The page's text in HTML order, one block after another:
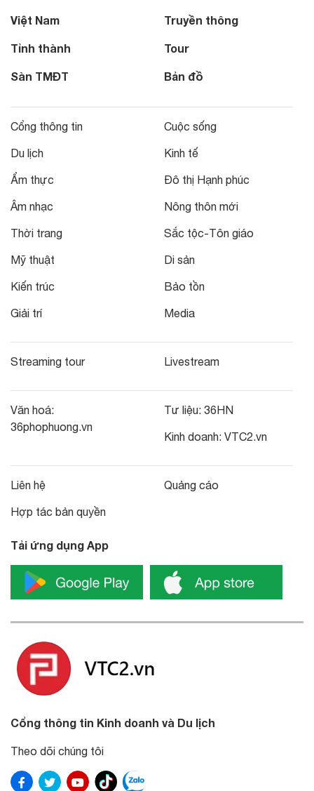
Việt Nam
Tỉnh thành
Sàn TMĐT
Truyền thông
Tour
Bản đồ
Cổng thông tin
Du lịch
Ẩm thực
Âm nhạc
Thời trang
Mỹ thuật
Kiến trúc
Giải trí
Cuộc sống
Kinh tế
Đô thị Hạnh phúc
Nông thôn mới
Sắc tộc-Tôn giáo
Di sản
Bảo tồn
Media
Streaming tour Livestream
Văn hoá:
36phophuong.vn
Tư liệu: 36HN
Kinh doanh: VTC2.vn
Liên hệ
Hợp tác bản quyền
Quảng cáo
Tải ứng dụng App
Cổng thông tin Kinh doanh và Du lịch
Theo dõi chúng tôi